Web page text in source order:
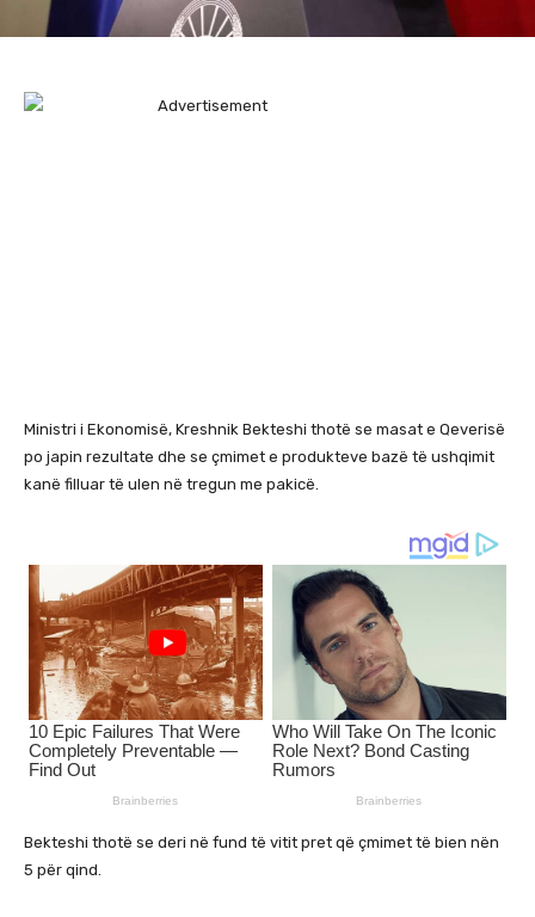
Ministri i Ekonomisë, Kreshnik Bekteshi thotë se masat e Qeverisë
po japin rezultate dhe se çmimet e produkteve bazë të ushqimit
kanë filluar të ulen në tregun me pakicë.
Bekteshi thotë se deri në fund të vitit pret që çmimet të bien nën
5 për qind.